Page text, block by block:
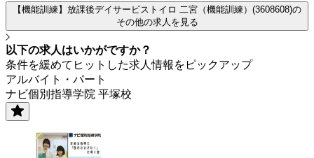
【機能訓練】放課後デイサービストイロ 二宮（機能訓練）(3608608)の
その他の求人を見る
以下の求人はいかがですか？
条件を緩めてヒットした求人情報をピックアップ
アルバイト・パート
ナビ個別指導学院 平塚校